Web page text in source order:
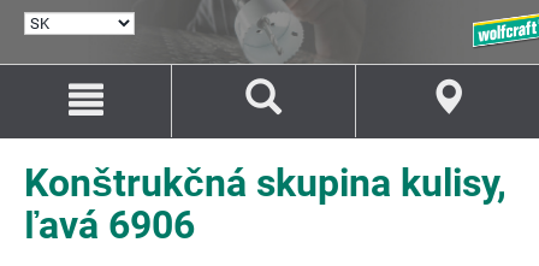
Obsah
Navigáciu
Konštrukčná skupina kulisy,
ľavá 6906